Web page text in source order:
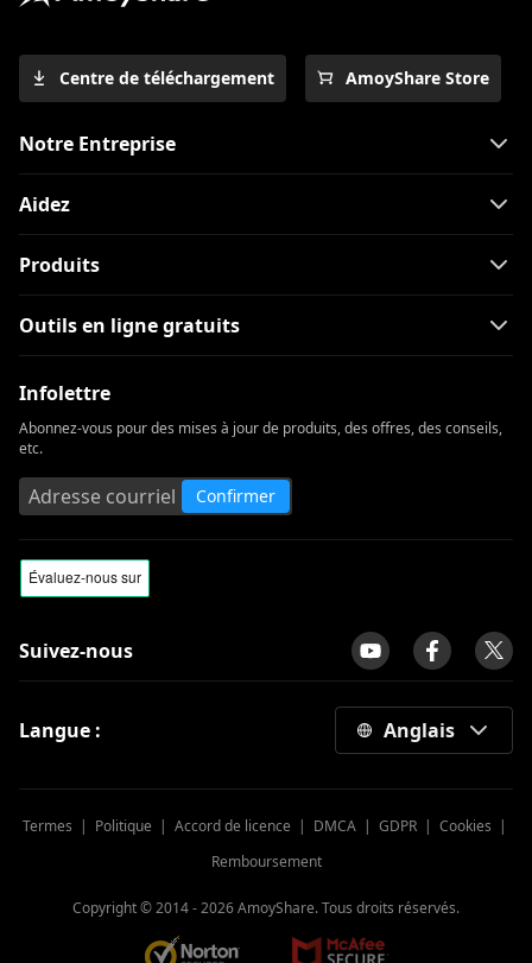
Centre de téléchargement AmoyShare Store
Notre Entreprise
Aidez
Produits
Outils en ligne gratuits
Infolettre
Abonnez-vous pour des mises à jour de produits, des offres, des conseils,
etc.
Confirmer
Suivez-nous
Langue : Anglais
Termes | Politique | Accord de licence | DMCA| GDPR| Cookies |
Remboursement
Copyright © 2014 -2026AmoyShare. Tous droits réservés.